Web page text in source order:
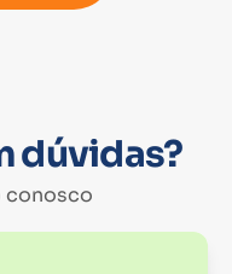
dúvidas?
conosco